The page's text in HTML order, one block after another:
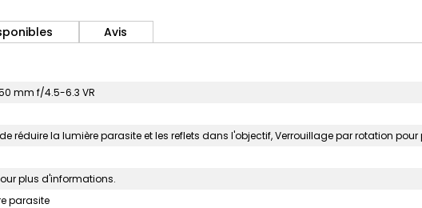
Avis
mm f/4.5-6.3 VR
réduire la lumière parasite et les reflets dans l'objectif, Verrouillage par rotation pour
plus d'informations.
parasite